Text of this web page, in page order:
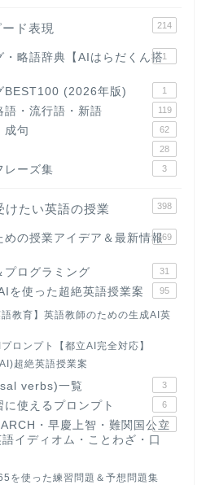
ド表現 214
・略語辞典【AIはらだくん搭1
BEST100 (2026年版) 1
語・流行語・新語 119
成句 62
28
レーズ集 3
けたい英語の授業 398
めの授業アイデア＆最新情報169
プログラミング 31
を使った超絶英語授業案 95
語教育】英語教師のための生成AI英
ロンプト【都立AI完全対応】
超絶英語授業案
verbs)一覧 3
使えるプロンプト 6
・早慶上智・難関国公立
語イディオム・ことわざ・口
22
を使った練習問題＆予想問題集